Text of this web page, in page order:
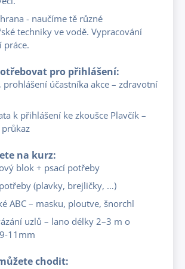
- naučíme tě různé
techniky ve vodě. Vypracování
práce.
pro přihlášení:
prohlášení účastníka akce – zdravotní
k přihlášení ke zkoušce Plavčík –
na kurz:
blok + psací potřeby
(plavky, brejličky, …)
ABC – masku, ploutve, šnorchl
uzlů – lano délky 2–3 m o
11mm
chodit: